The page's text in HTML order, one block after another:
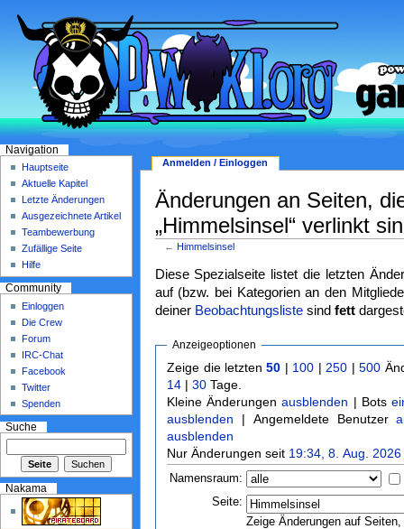
Änderungen an Seiten,
„Himmelsinsel“ verlinkt
← Himmelsinsel
Diese Spezialseite listet die letzten
auf (bzw. bei Kategorien an den
deiner Beobachtungslistesind fett
Anzeigeoptionen
Zeige die letzten50 | 100 | 250 |500
14 |30 Tage.
Kleine Änderungenausblenden | Bots
ausblenden | Angemeldete Benutzer
ausblenden
Nur Änderungen seit 19:34, 8. Aug. 2026
Namensraum:
Seite:
Zeige Änderungen auf
Anmelden / Einloggen
Navigation
Hauptseite
Aktuelle Kapitel
Letzte Änderungen
Ausgezeichnete Artikel
Teambewerbung
Zufällige Seite
Hilfe
Community
Einloggen
Die Crew
Forum
IRC-Chat
Facebook
Twitter
Spenden
Suche
Nakama